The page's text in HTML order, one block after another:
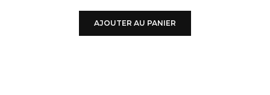
AJOUTER AU PANIER